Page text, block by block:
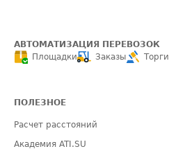
АВТОМАТИЗАЦИЯ ПЕРЕВОЗОК
Площадки
Заказы Торги
ПОЛЕЗНОЕ
Расчет расстояний
Академия ATI.SU